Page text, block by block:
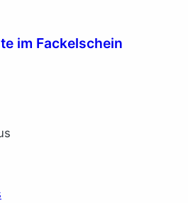
im Fackelschein